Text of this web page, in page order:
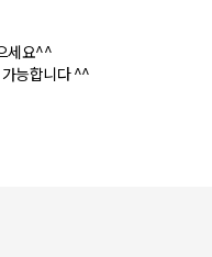
세요^^
능합니다 ^^